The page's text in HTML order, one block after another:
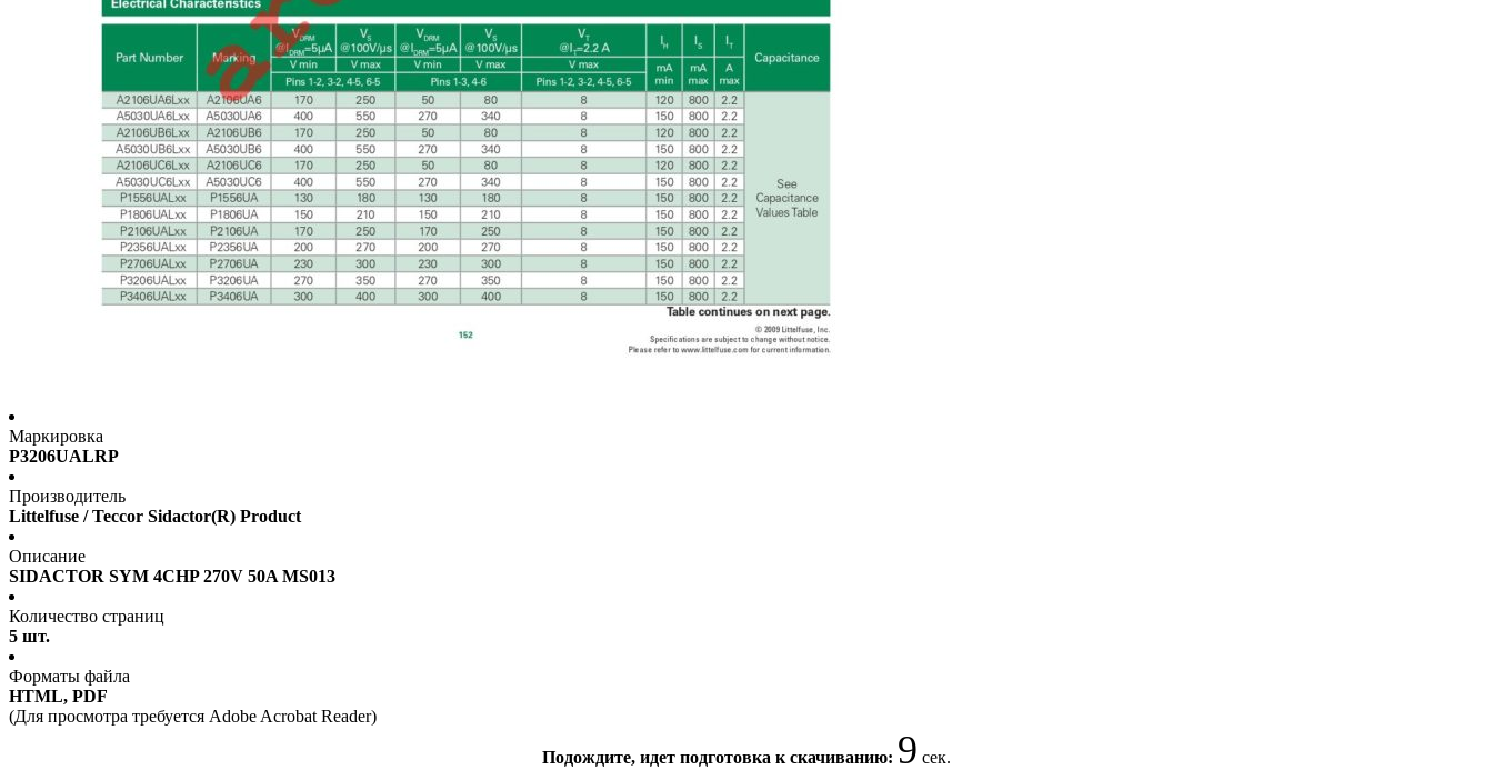
Маркировка
P3206UALRP
Производитель
Littelfuse / Teccor Sidactor(R) Product
Описание
SIDACTOR SYM 4CHP 270V 50A MS013
Количество страниц
5 шт.
Форматы файла
HTML, PDF
(Для просмотра требуется Adobe Acrobat Reader)
Подождите, идет подготовка к скачиванию: 9 сек.